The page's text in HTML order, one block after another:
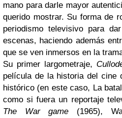
mano para darle mayor
querido mostrar. Su forma de
periodismo televisivo para
escenas, haciendo además
que se ven inmersos en la
Su primer largometraje,
película de la historia del cine
histórico (en este caso, La
como si fuera un reportaje
The War game (1965),